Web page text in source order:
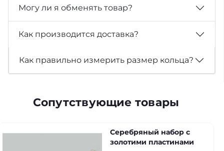
Могу ли я обменять товар?
Как производится доставка?
Как правильно измерить размер кольца?
Сопутствующие товары
Серебряный набор с
золотими пластинами